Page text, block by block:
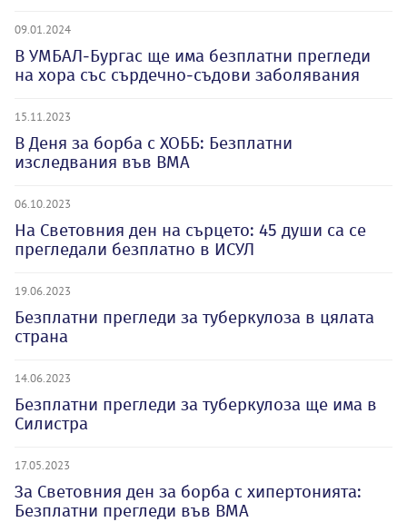
09.01.2024
В УМБАЛ-Бургас ще има безплатни прегледи
на хора със сърдечно-съдови заболявания
15.11.2023
В Деня за борба с ХОББ: Безплатни
изследвания във ВМА
06.10.2023
На Световния ден на сърцето: 45 души са се
прегледали безплатно в ИСУЛ
19.06.2023
Безплатни прегледи за туберкулоза в цялата
страна
14.06.2023
Безплатни прегледи за туберкулоза ще има в
Силистра
17.05.2023
За Световния ден за борба с хипертонията:
Безплатни прегледи във ВМА